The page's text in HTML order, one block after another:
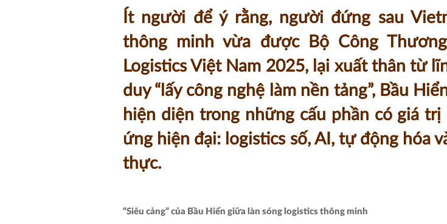
Ít người để ý rằng, người đứng sau
thông minh vừa được Bộ Công
Logistics Việt Nam 2025, lại xuất thân từ
duy “lấy công nghệ làm nền tảng”, Bầu
hiện diện trong những cấu phần có giá
ứng hiện đại: logistics số, AI, tự động hóa
thực.
“Siêu cảng” của Bầu Hiển giữa làn sóng logistics thông minh